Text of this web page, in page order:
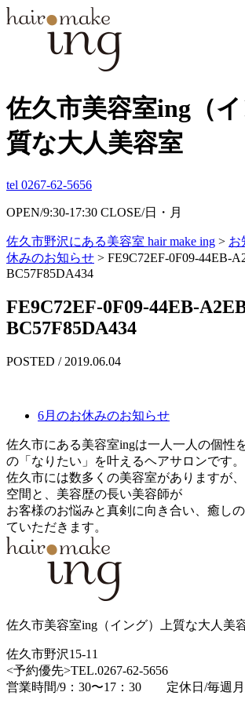
佐久市美容室ing（
質な大人美容室
tel 0267-62-5656
OPEN/9:30-17:30 CLOSE/日・月
佐久市野沢にある美容室 hair make ing > お
休みのお知らせ > FE9C72EF-0F09-44EB-
BC57F85DA434
FE9C72EF-0F09-44EB-
BC57F85DA434
POSTED / 2019.06.04
6月のお休みのお知らせ
佐久市にある美容室ingは一人一人の個性
の「なりたい」を叶えるヘアサロンです。
佐久市には数多くの美容室がありますが
空間と、美容歴の長い美容師が
お客様のお悩みと真剣に向き合い、癒し
ていただきます。
佐久市美容室ing（イング）上質な大人美
佐久市野沢15-11
<予約優先>TEL.0267-62-5656
営業時間/9：30〜17：30 定休日/毎週月